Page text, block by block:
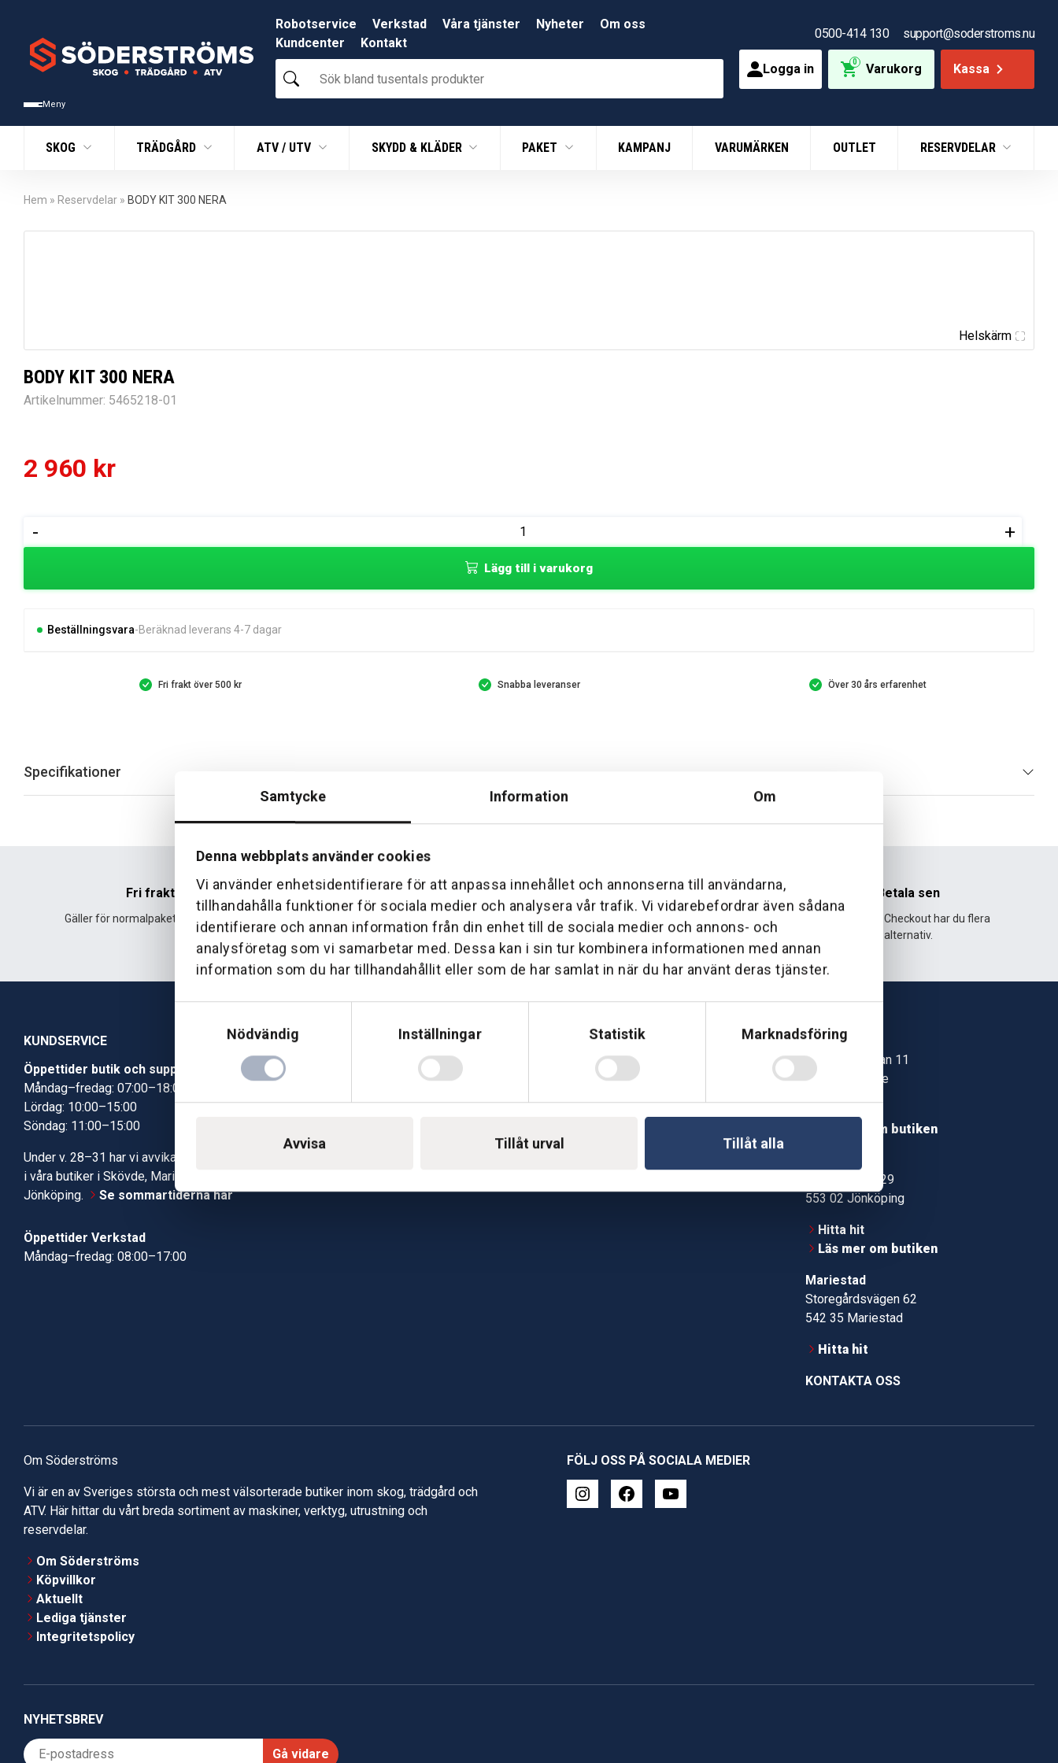
Samtycke Information Om
Denna webbplats använder cookies
Vi använder enhetsidentifierare för att anpassa innehållet och annonserna till användarna,
tillhandahålla funktioner för sociala medier och analysera vår trafik. Vi vidarebefordrar även sådana
identifierare och annan information från din enhet till de sociala medier och annons- och
analysföretag som vi samarbetar med. Dessa kan i sin tur kombinera informationen med annan
information som du har tillhandahållit eller som de har samlat in när du har använt deras tjänster.
Nödvändig
Inställningar Statistik Marknadsföring
Avvisa Tillåt urval Tillåt alla
Meny
Robotservice Verkstad Våra tjänster Nyheter
Om oss
Kundcenter
Kontakt
Sök
bland
produkter
0500-414 130 support@soderstroms.nu
Logga in 0 Varukorg Kassa
SKOG TRÄDGÅRD ATV / UTV SKYDD & KLÄDER PAKET KAMPANJ VARUMÄRKEN OUTLET RESERVDELAR
Hem » Reservdelar » BODY KIT 300 NERA
Helskärm
BODY KIT 300 NERA
Artikelnummer: 5465218-01
2 960 kr
-
KIT
+
Lägg till i varukorg
Beställningsvara Beräknad leverans 4-7 dagar
Fri frakt över 500 kr Snabba leveranser Över 30 års erfarenhet
Specifikationer
Fri frakt
Gäller för normalpaket över 500 kr.
Hemleverans
Leverans fram till din dörr. Oavsett storlek.
Över 30 års erfarenhet
Företaget startade 1 januari 1995 och har
sedan dess haft en god tillväxt.
Betala sen
Med Klarna Checkout har du flera
alternativ.
KUNDSERVICE
Öppettider butik och support
Måndag–fredag: 07:00–18:00
Lördag: 10:00–15:00
Söndag: 11:00–15:00
Under v. 28–31 har vi avvikande öppettider
i våra butiker i Skövde, Mariestad och
Jönköping.
Se sommartiderna här
Öppettider Verkstad
Måndag–fredag: 08:00–17:00
Butik Skövde
Kundcenter
Boka tid i verkstad
Telefon: 0500-414 130
E-mail: support@soderstroms.nu
Gå till vår företagssupport
Skövde
Jonstorpsgatan 11
549 37 Skövde
Läs mer om butiken
Kämpevägen 29
553 02 Jönköping
Hitta hit
Läs mer om butiken
Mariestad
Storegårdsvägen 62
542 35 Mariestad
Hitta hit
KONTAKTA OSS
Om Söderströms
Vi är en av Sveriges största och mest välsorterade butiker inom skog, trädgård och
ATV. Här hittar du vårt breda sortiment av maskiner, verktyg, utrustning och
reservdelar.
Om Söderströms
Köpvillkor
Aktuellt
Lediga tjänster
Integritetspolicy
FÖLJ OSS PÅ SOCIALA MEDIER
NYHETSBREV
Gå vidare